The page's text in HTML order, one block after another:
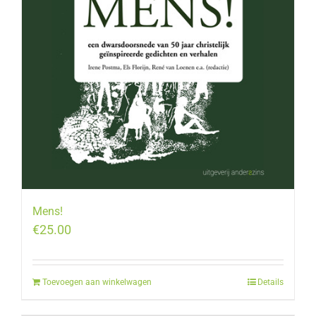
Mens!
€25.00
Toevoegen aan winkelwagen Details